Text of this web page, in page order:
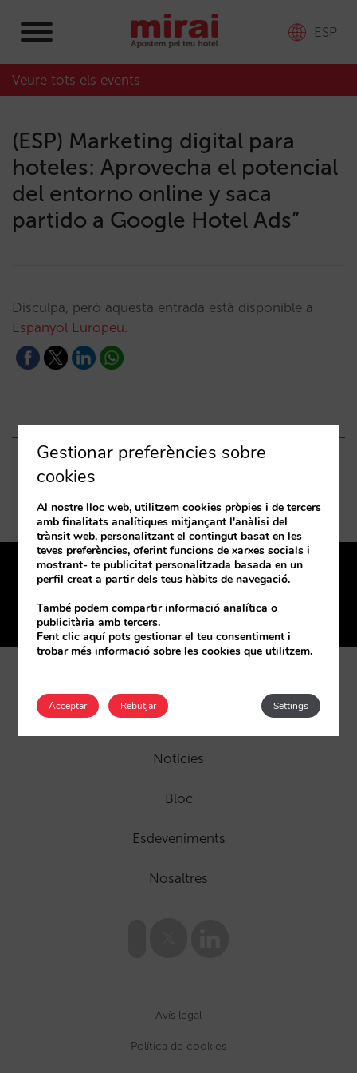
ESP
Veure tots els events
(ESP) Marketing digital para
hoteles: Aprovecha el potencial
del entorno online y saca
partido a Google Hotel Ads”
Disculpa, però aquesta entrada està disponible a
Espanyol Europeu.
Monday, 14 de September de 2020
Tenim oficina a prop teu
Coneix-les
Que fem
Notícies
Bloc
Esdeveniments
Nosaltres
Avís legal
Política de cookies
Gestionar preferències sobre
cookies
Al nostre lloc web, utilitzem cookies pròpies i de tercers
amb finalitats analítiques mitjançant l'anàlisi del
trànsit web, personalitzant el contingut basat en les
teves preferències, oferint funcions de xarxes socials i
mostrant- te publicitat personalitzada basada en un
perfil creat a partir dels teus hàbits de navegació.
També podem compartir informació analítica o
publicitària amb tercers.
Fent clic aquí pots gestionar el teu consentiment i
trobar més informació sobre les cookies que utilitzem.
Acceptar Settings
Rebutjar